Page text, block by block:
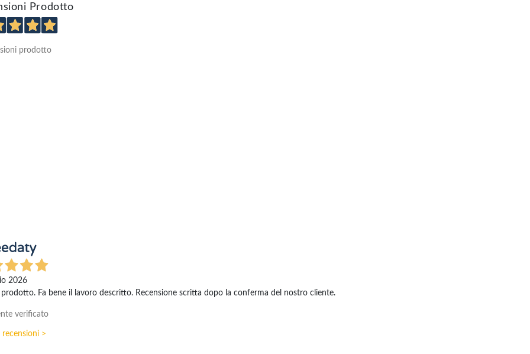
Prodotto
prodotto
2026
Fa bene il lavoro descritto. Recensione scritta dopo la conferma del nostro cliente.
verificato
recensioni >